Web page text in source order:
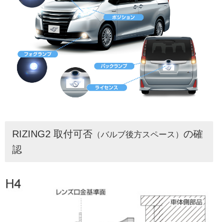
RIZING2 取付可否 （バルブ後方スペース） の確
認